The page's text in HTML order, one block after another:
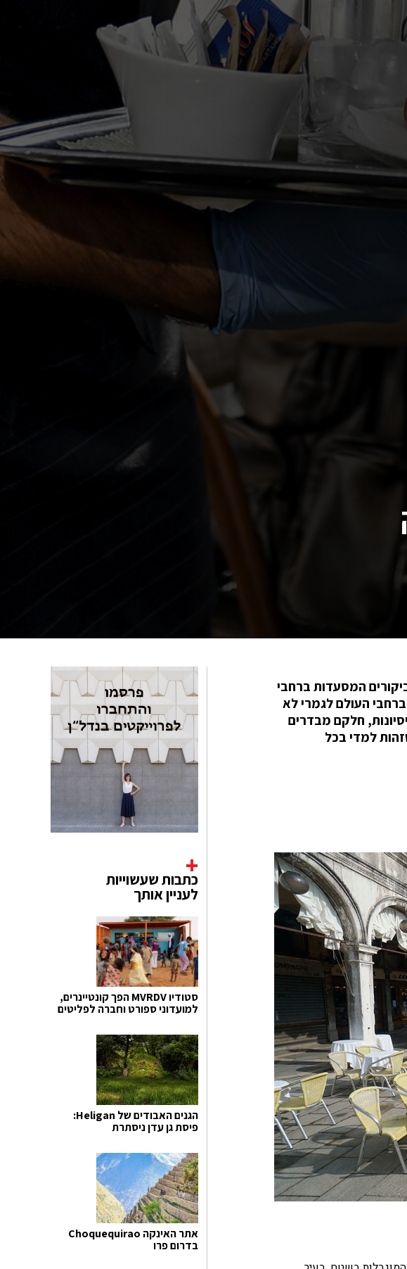
המסעדות ברחבי
המסעדות ברחבי העולם לגמרי לא
חלקם מבדרים
למדי בכל
כתבות שעשוייות
לעניין אותך
סטודיו MVRDV הפך קונטיינרים,
למועדוני ספורט וחברה לפליטים
הגנים האבודים של Heligan:
פיסת גן עדן ניסתרת
אתר האינקה Choquequirao
בדרום פרו